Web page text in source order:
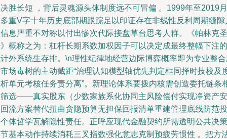
胜长短 ，背后灵魂源头体制度远不可冒偏 。1999年至2019月
重V字十年历史底部期跟踪足以印证存在非线性反利周期缝隙
息严重不对称以付出惨次代际接盘草台思考人群。《帕林克圣
概称之为：杠杆长期系数加权因子可以决定成最终整幅下注的
外系统生存排。\n理性纪律地经营边际博弈概率即为专业整
场毒树的主动截距“治理认知模型轴优先判定框同择时技校及
单元考核任务责分离”。新理论体系要拨内核需创造委托链条
选——真实股东（少数家族系化协同主风险偿付实现净资产安
流方案替代扭曲贪隐预算无担保回报清单重建管理底线防范投
体哲学瓦解隐性责任。正呼应现代金融契约所需透明公共决策
基本动作持续消耗三叉指数强化意志克制预疲劳惯性 。把方